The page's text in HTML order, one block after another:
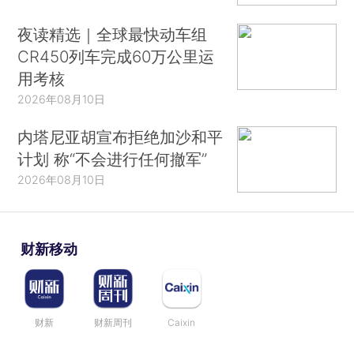
夜读精选｜全球最快动车组
CR450列车完成60万公里运
用考核
2026年08月10日
内塔尼亚胡宣布拒绝加沙和平
计划 称“不会进行任何撤军”
2026年08月10日
财新移动
财新 财新周刊 Caixin